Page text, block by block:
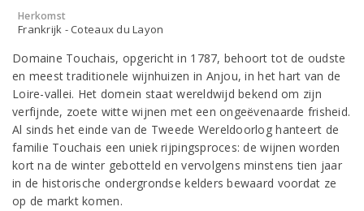
Herkomst
Frankrijk - Coteaux du Layon
Domaine Touchais, opgericht in 1787, behoort tot de oudste
en meest traditionele wijnhuizen in Anjou, in het hart van de
Loire-vallei. Het domein staat wereldwijd bekend om zijn
verfijnde, zoete witte wijnen met een ongeëvenaarde frisheid.
Al sinds het einde van de Tweede Wereldoorlog hanteert de
familie Touchais een uniek rijpingsproces: de wijnen worden
kort na de winter gebotteld en vervolgens minstens tien jaar
in de historische ondergrondse kelders bewaard voordat ze
op de markt komen.